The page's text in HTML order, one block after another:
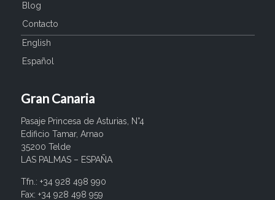
Blog
Contacto
English
Español
Gran Canaria
Pasaje Princesa de Asturias, N°4
Edificio Tamar, Arnao
35200 Telde
LAS PALMAS – ESPAÑA
Tfn.: +34 928 498 990
Fax: +34 928 498 959